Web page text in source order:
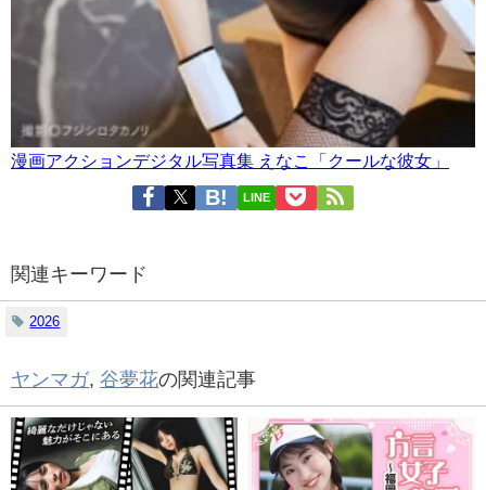
漫画アクションデジタル写真集 えなこ「クールな彼女」
LINE
関連キーワード
2026
ヤンマガ, 谷夢花の関連記事